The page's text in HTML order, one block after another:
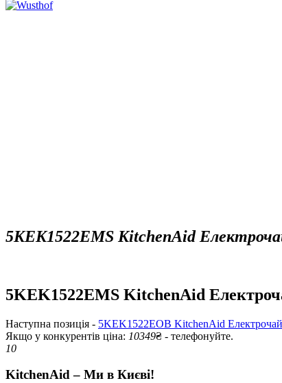
5KEK1522EMS KitchenAid
5KEK1522EMS KitchenAid
Наступна позиція - 5KEK1522EOB KitchenAid
Якщо у конкурентів ціна: 10349₴ - телефонуйте.
10
KitchenAid – Ми в Києві!